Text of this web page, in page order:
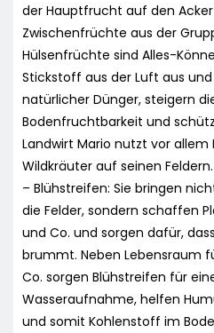
der Hauptfrucht auf den
Zwischenfrüchte aus der
Hülsenfrüchte sind Alles-
Stickstoff aus der Luft aus
natürlicher Dünger, steigern
Bodenfruchtbarkeit und
Landwirt Mario nutzt vor allem
Wildkräuter auf seinen Feldern.
– Blühstreifen: Sie bringen
die Felder, sondern schaffen
und Co. und sorgen dafür,
brummt. Neben Lebensraum
Co. sorgen Blühstreifen für
Wasseraufnahme, helfen
und somit Kohlenstoff im